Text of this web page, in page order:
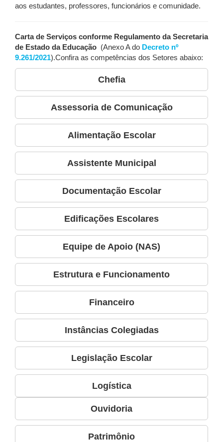
aos estudantes, professores, funcionários e comunidade.
Carta de Serviços conforme Regulamento da Secretaria
de Estado da Educação (Anexo A do Decreto nº
9.261/2021).Confira as competências dos Setores abaixo:
Chefia
Assessoria de Comunicação
Alimentação Escolar
Assistente Municipal
Documentação Escolar
Edificações Escolares
Equipe de Apoio (NAS)
Estrutura e Funcionamento
Financeiro
Instâncias Colegiadas
Legislação Escolar
Logística
Ouvidoria
Patrimônio